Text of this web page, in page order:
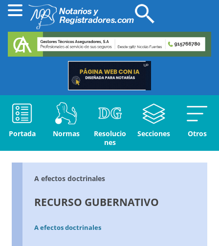
Portada Normas
Resolucio
nes
Secciones Otros
A efectos doctrinales
RECURSO GUBERNATIVO
A efectos doctrinales